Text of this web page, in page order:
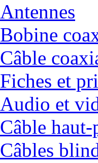
Antennes
Bobine
Câble
Fiches et
Audio et
Câble
Câbles